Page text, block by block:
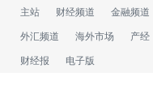
主站 财经频道 金融频道
外汇频道 海外市场 产经
财经报 电子版